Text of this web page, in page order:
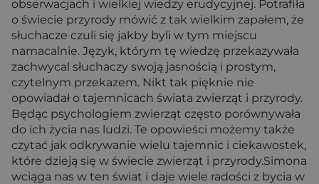
obserwacjach i wielkiej wiedzy erudycyjnej. Potrafiła
o świecie przyrody mówić z tak wielkim zapałem, że
słuchacze czuli się jakby byli w tym miejscu
namacalnie. Język, którym tę wiedzę przekazywała
zachwycal słuchaczy swoją jasnością i prostym,
czytelnym przekazem. Nikt tak pięknie nie
opowiadał o tajemnicach świata zwierząt i przyrody.
Będąc psychologiem zwierząt często porównywała
do ich życia nas ludzi. Te opowieści możemy także
czytać jak odkrywanie wielu tajemnic i ciekawostek,
które dzieją się w świecie zwierząt i przyrody.Simona
wciąga nas w ten świat i daje wiele radości z bycia w